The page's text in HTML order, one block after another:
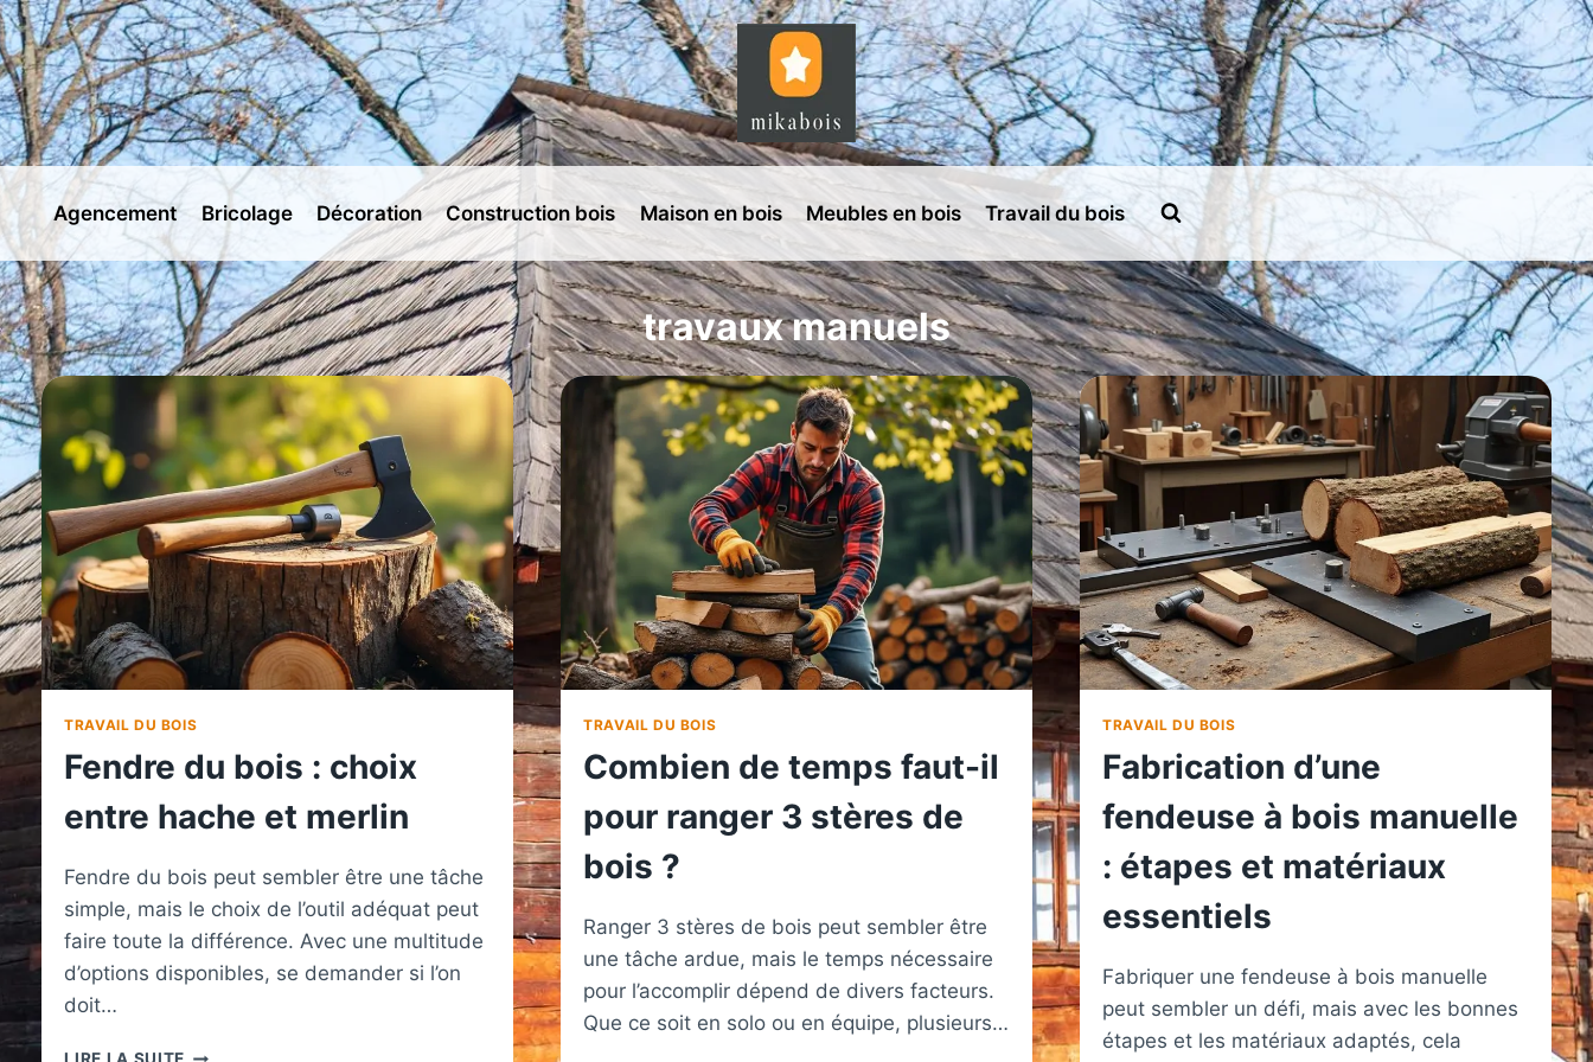
Aller
au
contenu
Agencement Bricolage Décoration Construction bois Maison en bois Meubles en bois Travail du bois
travaux manuels
TRAVAIL DU BOIS
Fendre du bois : choix
entre hache et merlin
Fendre du bois peut sembler être une tâche
simple, mais le choix de l’outil adéquat peut
faire toute la différence. Avec une multitude
d’options disponibles, se demander si l’on
doit…
FENDRE
TRAVAIL DU BOIS
Combien de temps faut-il
pour ranger 3 stères de
bois ?
Ranger 3 stères de bois peut sembler être
une tâche ardue, mais le temps nécessaire
pour l’accomplir dépend de divers facteurs.
Que ce soit en solo ou en équipe, plusieurs…
TRAVAIL DU BOIS
Fabrication d’une
fendeuse à bois manuelle
: étapes et matériaux
essentiels
Fabriquer une fendeuse à bois manuelle
peut sembler un défi, mais avec les bonnes
étapes et les matériaux adaptés, cela